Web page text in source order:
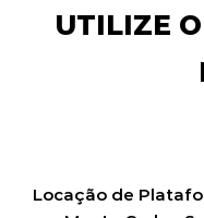
UTILIZE
Locação de